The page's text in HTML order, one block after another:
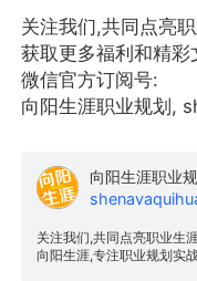
关注我们,共同点亮
获取更多福利和精彩
微信官方订阅号:
向阳生涯职业规划,
向阳生涯职业
关注我们,共同点亮职业生
向阳生涯,专注职业规划实